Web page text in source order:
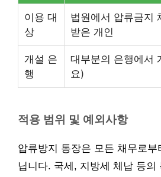
이용 대
상
법원에서 압류금지
받은 개인
개설 은
행
대부분의 은행에서
요)
적용 범위 및 예외사항
압류방지 통장은 모든 채무로
닙니다. 국세, 지방세 체납 등의